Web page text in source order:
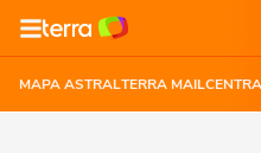
MAPA ASTRALTERRA MAIL